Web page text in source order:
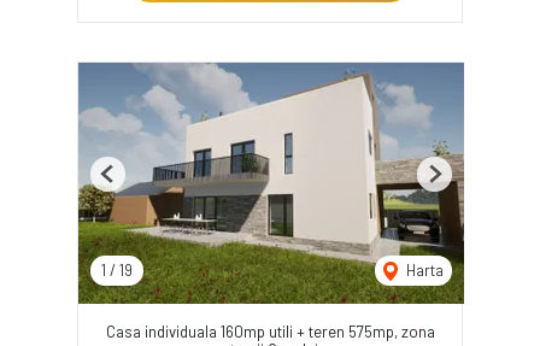
1 / 19 Harta
Previous Next
Casa individuala 160mp utili + teren 575mp, zona